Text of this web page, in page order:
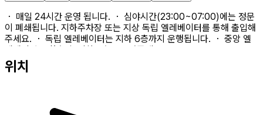
・ 매일 24시간 운영 됩니다. ・ 심야시간(23:00~07:00)에는 정문
이 폐쇄됩니다. 지하주차장 또는 지상 독립 엘레베이터를 통해 출입해
주세요. ・ 독립 엘레베이터는 지하 6층까지 운행됩니다. ・ 중앙 엘
위치